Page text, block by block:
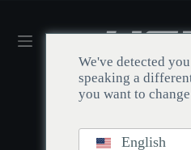
We've detected
speaking a
you want to
English